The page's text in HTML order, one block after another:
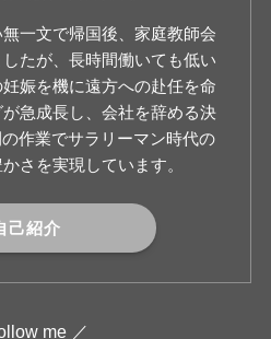
一文で帰国後、家庭教師会
たが、長時間働いても低い
娠を機に遠方への赴任を命
急成長し、会社を辞める決
作業でサラリーマン時代の
さを実現しています。
己紹介
me ／